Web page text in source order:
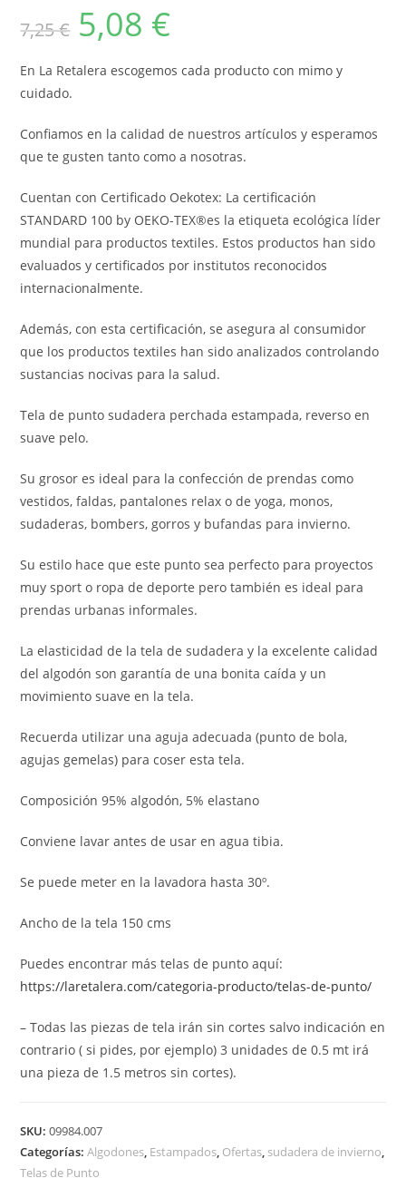
7,25€
El
precio
original
7,25 €.
5,08 €
5,08 €.
En La Retalera escogemos cada producto con mimo y
cuidado.
Confiamos en la calidad de nuestros artículos y esperamos
que te gusten tanto como a nosotras.
Cuentan con Certificado Oekotex: La certificación
STANDARD 100 by OEKO-TEX®es la etiqueta ecológica líder
mundial para productos textiles. Estos productos han sido
evaluados y certificados por institutos reconocidos
internacionalmente.
Además, con esta certificación, se asegura al consumidor
que los productos textiles han sido analizados controlando
sustancias nocivas para la salud.
Tela de punto sudadera perchada estampada, reverso en
suave pelo.
Su grosor es ideal para la confección de prendas como
vestidos, faldas, pantalones relax o de yoga, monos,
sudaderas, bombers, gorros y bufandas para invierno.
Su estilo hace que este punto sea perfecto para proyectos
muy sport o ropa de deporte pero también es ideal para
prendas urbanas informales.
La elasticidad de la tela de sudadera y la excelente calidad
del algodón son garantía de una bonita caída y un
movimiento suave en la tela.
Recuerda utilizar una aguja adecuada (punto de bola,
agujas gemelas) para coser esta tela.
Composición 95% algodón, 5% elastano
Conviene lavar antes de usar en agua tibia.
Se puede meter en la lavadora hasta 30º.
Ancho de la tela 150 cms
Puedes encontrar más telas de punto aquí:
https://laretalera.com/categoria-producto/telas-de-punto/
– Todas las piezas de tela irán sin cortes salvo indicación en
contrario ( si pides, por ejemplo) 3 unidades de 0.5 mt irá
una pieza de 1.5 metros sin cortes).
SKU:09984.007
Categorías:Algodones, Estampados, Ofertas, sudadera de invierno,
Telas de Punto